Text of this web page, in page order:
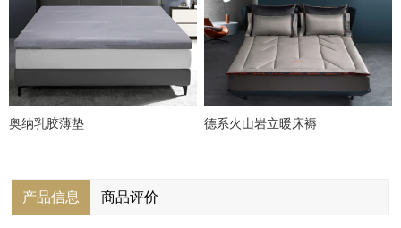
奥纳乳胶薄垫 德系火山岩立暖床褥
产品信息 商品评价